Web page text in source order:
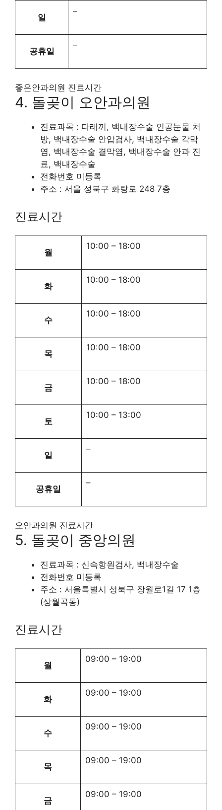
일
–
공휴일
–
좋은안과의원 진료시간
4. 돌곶이 오안과의원
진료과목 : 다래끼, 백내장수술 인공눈물 처
방, 백내장수술 안압검사, 백내장수술 각막
염, 백내장수술 결막염, 백내장수술 안과 진
료, 백내장수술
전화번호 미등록
주소 : 서울 성북구 화랑로 248 7층
진료시간
월
10:00 – 18:00
화
10:00 – 18:00
수
10:00 – 18:00
목
10:00 – 18:00
금
10:00 – 18:00
토
10:00 – 13:00
일
–
공휴일
–
오안과의원 진료시간
5. 돌곶이 중앙의원
진료과목 : 신속항원검사, 백내장수술
전화번호 미등록
주소 : 서울특별시 성북구 장월로1길 17 1층
(상월곡동)
진료시간
월
09:00 – 19:00
화
09:00 – 19:00
수
09:00 – 19:00
목
09:00 – 19:00
금
09:00 – 19:00